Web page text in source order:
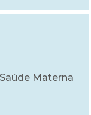
Materna